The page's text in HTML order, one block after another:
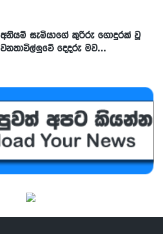
අනියම් සැමියාගේ කුරිරු ගොදුරක් වූ
වනතාවිල්ලුවේ දෙදරු මව...